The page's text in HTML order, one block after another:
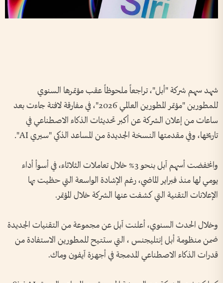
شهد سهم شركة "أبل"، تراجعاً ملحوظاً عقب مؤتمرها السنوي
للمطورين "مؤتمر المطورين العالمي 2026"، في مفارقة لافتة جاءت بعد
ساعات من إعلان الشركة عن أكبر تحديثات الذكاء الاصطناعي في
تاريخها، وفي مقدمتها النسخة الجديدة من المساعد الذكي "سيري AI".
وانخفضت أسهم آبل بنحو 3% خلال تعاملات الثلاثاء، في أسوأ أداء
يومي لها منذ فبراير الماضي، رغم الإشادة الواسعة التي حظيت بها
الإعلانات التقنية التي كشفت عنها الشركة خلال المؤتمر.
وخلال الحدث السنوي، أعلنت آبل عن مجموعة من التقنيات الجديدة
ضمن منظومة أبل إنتليجنس ، التي ستتيح للمطورين الاستفادة من
قدرات الذكاء الاصطناعي المدمجة في أجهزة آيفون وماك.